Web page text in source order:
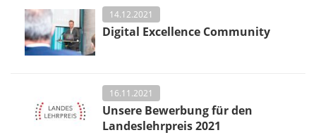
14.12.2021
Digital Excellence Community
16.11.2021
Unsere Bewerbung für den
Landeslehrpreis 2021